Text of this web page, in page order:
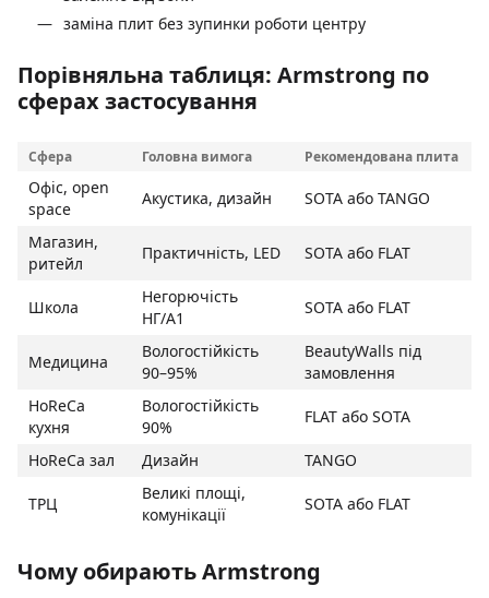
заміна плит без зупинки роботи центру
Порівняльна таблиця: Armstrong по
сферах застосування
Сфера Головна вимога Рекомендована плита
Офіс, open
space
Акустика, дизайн SOTA або TANGO
Магазин,
ритейл
Практичність, LED SOTA або FLAT
Школа
Негорючість
НГ/A1
SOTA або FLAT
Медицина
Вологостійкість
90–95%
BeautyWalls під
замовлення
HoReCa
кухня
Вологостійкість
90%
FLAT або SOTA
HoReCa зал Дизайн TANGO
ТРЦ
Великі площі,
комунікації
SOTA або FLAT
Чому обирають Armstrong